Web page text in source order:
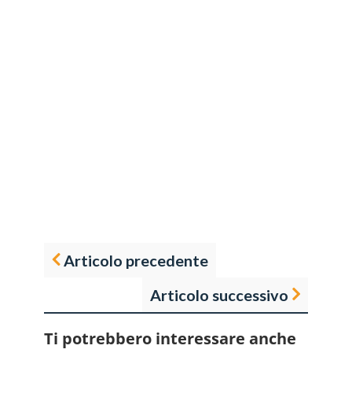
Articolo precedente
Articolo successivo
Ti potrebbero interessare anche